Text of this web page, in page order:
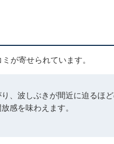
が寄せられています。
、波しぶきが間近に迫るほ
感を味わえます。